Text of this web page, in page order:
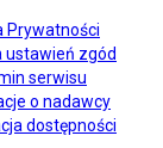
Prywatności
ustawień zgód
serwisu
o nadawcy
dostępności